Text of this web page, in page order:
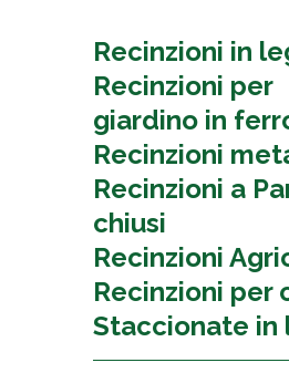
Recinzioni in
Recinzioni per
giardino in
Recinzioni
Recinzioni a
chiusi
Recinzioni
Recinzioni per
Staccionate in